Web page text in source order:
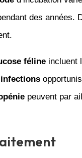
des années.
félineincluent
infections
peuvent par